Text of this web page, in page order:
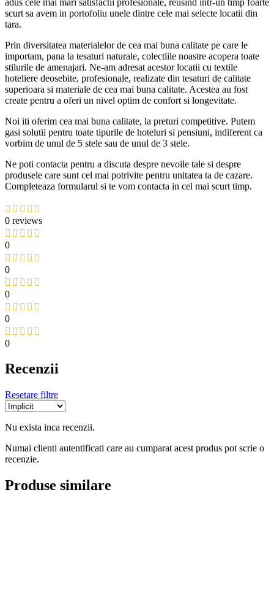
scurt sa avem in portofoliu unele dintre cele mai selecte locatii din
tara.
Prin diversitatea materialelor de cea mai buna calitate pe care le
importam, pana la tesaturi naturale, colectiile noastre acopera toate
stilurile de amenajari. Ne-am adresat acestor locatii cu textile
hoteliere deosebite, profesionale, realizate din tesaturi de calitate
superioara si materiale de cea mai buna calitate. Acestea au fost
create pentru a oferi un nivel optim de confort si longevitate.
Noi iti oferim cea mai buna calitate, la preturi competitive. Putem
gasi solutii pentru toate tipurile de hoteluri si pensiuni, indiferent ca
vorbim de unul de 5 stele sau de unul de 3 stele.
Ne poti contacta pentru a discuta despre nevoile tale si despre
produsele care sunt cel mai potrivite pentru unitatea ta de cazare.
Completeaza formularul si te vom contacta in cel mai scurt timp.
0 reviews
0
0
0
0
0
Recenzii
Resetare filtre
Nu exista inca recenzii.
Numai clienti autentificati care au cumparat acest produs pot scrie o
recenzie.
Produse similare